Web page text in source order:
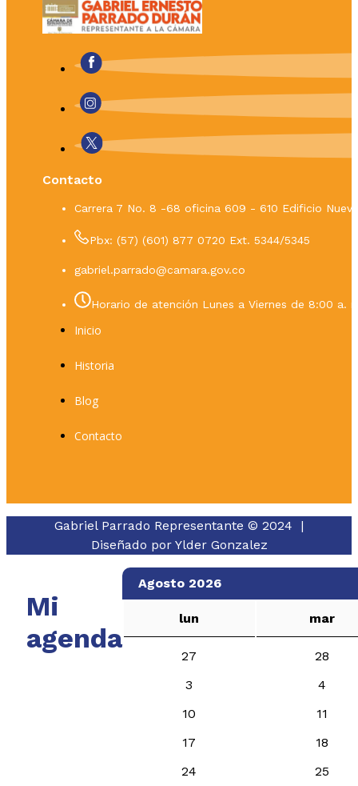
Contacto
Carrera 7 No. 8 -68 oficina 609 - 610 Edificio
Pbx: (57) (601) 877 0720 Ext. 5344/5345
gabriel.parrado@camara.gov.co
Horario de atención Lunes a Viernes de 8:00 a.
Inicio
Historia
Blog
Contacto
Gabriel Parrado Representante © 2024 |
Diseñado por Ylder Gonzalez
Mi
agenda
Agosto 2026
lun mar
27
28
3
4
10
11
17
18
24
25